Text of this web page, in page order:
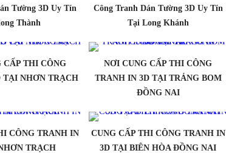
Tường 3D Uy Tín
Thành
Công Tranh Dán Tường 3D Uy Tín
Tại Long Khánh
CẤP THI CÔNG
TẠI NHƠN TRẠCH
NƠI CUNG CẤP THI CÔNG
TRANH IN 3D TẠI TRẢNG BOM
ĐỒNG NAI
CÔNG TRANH IN
TRẠCH
CUNG CẤP THI CÔNG TRANH IN
3D TẠI BIÊN HÒA ĐỒNG NAI